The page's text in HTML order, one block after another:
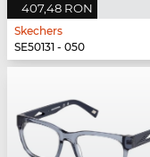
407,48 RON
Skechers
SE50131 - 050